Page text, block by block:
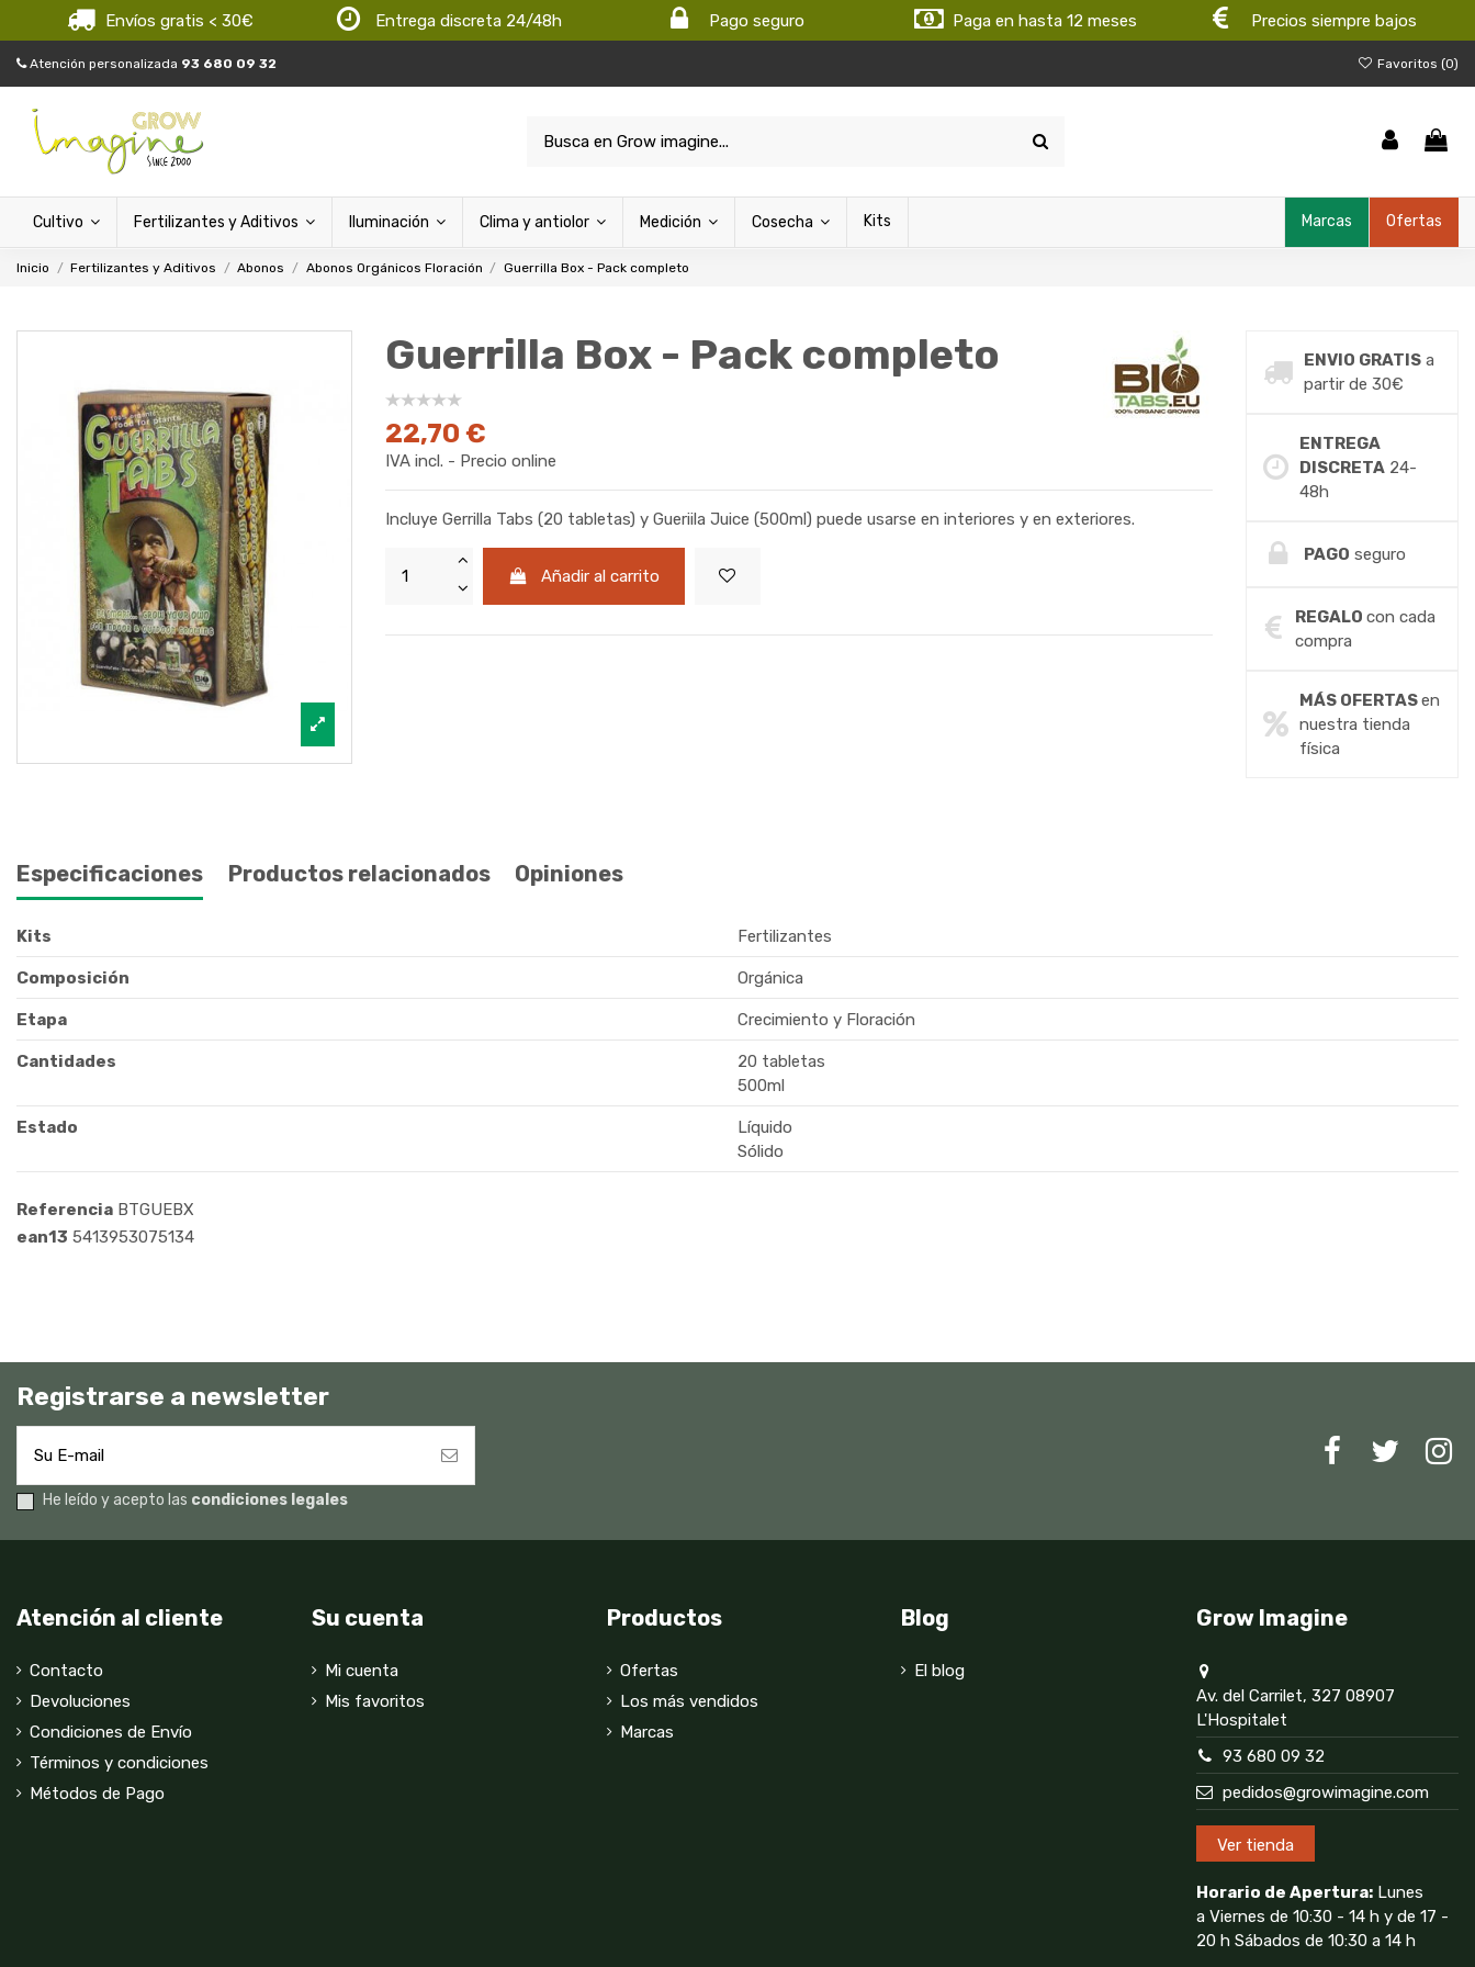
Envíos gratis < 30€ Entrega discreta 24/48h Pago seguro Paga en hasta 12 meses Precios siempre bajos
Atención personalizada 93 680 09 32 Favoritos (0)
Cultivo Fertilizantes y Aditivos Iluminación Clima y antiolor Medición Cosecha Kits Ofertas
Marcas
Inicio Fertilizantes y Aditivos Abonos Abonos Orgánicos Floración Guerrilla Box - Pack completo
Guerrilla Box - Pack completo
22,70 €
IVA incl. - Precio online
Incluye Gerrilla Tabs (20 tabletas) y Gueriila Juice (500ml) puede usarse en interiores y en exteriores.
Añadir al carrito
ENVIO GRATISa
partir de 30€
ENTREGA
DISCRETA24-
48h
PAGO seguro
REGALOcon cada
compra
MÁS OFERTASen
nuestra tienda
física
Especificaciones Productos relacionados Opiniones
Kits Fertilizantes
Composición Orgánica
Etapa Crecimiento y Floración
Cantidades
20 tabletas
500ml
Estado
Líquido
Sólido
Referencia BTGUEBX
ean13 5413953075134
Registrarse a newsletter
He leído y acepto las condiciones legales
Atención al cliente
Contacto
Devoluciones
Condiciones de Envío
Términos y condiciones
Métodos de Pago
Su cuenta
Mi cuenta
Mis favoritos
Productos
Ofertas
Los más vendidos
Marcas
Blog
El blog
Grow Imagine
Av. del Carrilet, 327 08907
L'Hospitalet
93 680 09 32
pedidos@growimagine.com
Ver tienda
Horario de Apertura: Lunes
a Viernes de 10:30 - 14 h y de 17 -
20 h Sábados de 10:30 a 14 h